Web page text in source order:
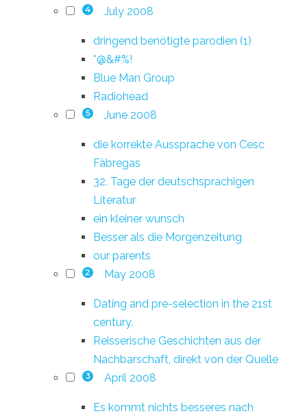
4 July 2008
dringend benötigte parodien (1)
*@&#%!
Blue Man Group
Radiohead
5 June 2008
die korrekte Aussprache von Cesc
Fàbregas
32. Tage der deutschsprachigen
Literatur
ein kleiner wunsch
Besser als die Morgenzeitung
our parents
2 May 2008
Dating and pre-selection in the 21st
century.
Reisserische Geschichten aus der
Nachbarschaft, direkt von der Quelle
3 April 2008
Es kommt nichts besseres nach